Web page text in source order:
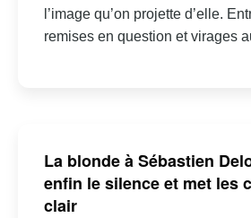
l’image qu’on projette d’elle.
remises en question et virages
La blonde à Sébastien
enfin le silence et met les
clair